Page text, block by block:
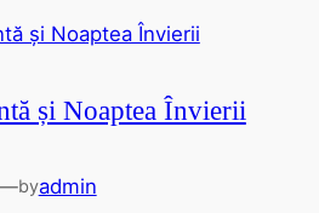
și Noaptea Învierii
byadmin